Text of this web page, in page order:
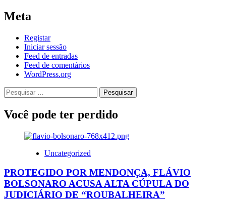
Meta
Registar
Iniciar sessão
Feed de entradas
Feed de comentários
WordPress.org
Pesquisar
por:
Você pode ter perdido
Uncategorized
PROTEGIDO POR MENDONÇA, FLÁVIO
BOLSONARO ACUSA ALTA CÚPULA DO
JUDICIÁRIO DE “ROUBALHEIRA”